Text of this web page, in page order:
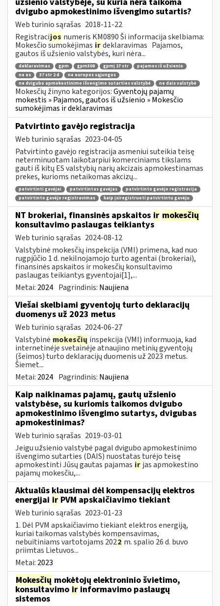
dvigubo apmokestinimo išvengimo sutartis?
Web turinio sąrašas 2018-11-22
Registracijos numeris KM0890 Ši informacija skelbiama:
Mokesčio sumokėjimas irdeklaravimas Pajamos,
gautos iš užsienio valstybės, kuri nėra...
deklaravimas gpm gpm308 gpmį 27 str
pajamos iš užsienio
ne es
37 str 2 d
ne europos sąjungos
ne dvigubo apmokestinimo išvengimo sutarties valstybė
ne dais valstybė
Mokesčių žinyno kategorijos:Gyventojų pajamų
mokestis » Pajamos, gautos iš užsienio » Mokesčio
sumokėjimas ir deklaravimas
Patvirtinto gavėjo registracija
Web turinio sąrašas 2023-04-05
Patvirtinto gavėjo registracija asmeniui suteikia teisę
neterminuotam laikotarpiui komerciniams tikslams
gauti iš kitų ES valstybių narių akcizais apmokestinamas
prekes, kurioms netaikomas akcizų...
patvirtinti gavėjai patvirtintas gavėjas
patvirtinto gavėjo registracija
patvirtinto gavėjo registravimas
kaip įsiregistruoti patvirtintu gavėju
NT brokeriai, finansinės apskaitos ir mokesčių
konsultavimo paslaugas teikiantys
Web turinio sąrašas 2024-08-12
Valstybinė mokesčių inspekcija (VMI) primena, kad nuo
rugpjūčio 1 d. nekilnojamojo turto agentai (brokeriai),
finansinės apskaitos ir mokesčių konsultavimo
paslaugas teikiantys gyventojai[1],...
Metai: 2024 Pagrindinis: Naujiena
Viešai skelbiami gyventojų turto deklaracijų
duomenys už 2023 metus
Web turinio sąrašas 2024-06-27
Valstybinė mokesčių inspekcija (VMI) informuoja, kad
internetinėje svetainėje atnaujino metinių gyventojų
(šeimos) turto deklaracijų duomenis už 2023 metus.
Šiemet...
Metai: 2024 Pagrindinis: Naujiena
Kaip naikinamas pajamų, gautų užsienio
valstybėse, su kuriomis taikomos dvigubo
apmokestinimo išvengimo sutartys, dvigubas
apmokestinimas?
Web turinio sąrašas 2019-03-01
Jeigu užsienio valstybė pagal dvigubo apmokestinimo
išvengimo sutarties (DAIS) nuostatas turėjo teisę
apmokestinti Jūsų gautas pajamas ir jas apmokestino
pajamų mokesčiu,...
Aktualūs klausimai dėl kompensacijų elektros
energijai ir PVM apskaičiavimo tiekiant
Web turinio sąrašas 2023-01-23
1. Dėl PVM apskaičiavimo tiekiant elektros energiją,
kuriai taikomas valstybės kompensavimas,
nebuitiniams vartotojams 2022 m. spalio 26 d. buvo
priimtas Lietuvos...
Metai: 2023
Mokesčių mokėtojų elektroninio švietimo,
konsultavimo ir informavimo paslaugų
sistemos